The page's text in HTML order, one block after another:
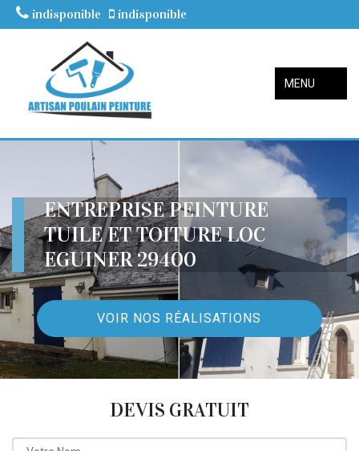
indisponible indisponible
MENU
ENTREPRISE PEINTURE
TUILE ET TOITURE LOC
EGUINER 29400
VOIR NOS RÉALISATIONS
DEVIS GRATUIT